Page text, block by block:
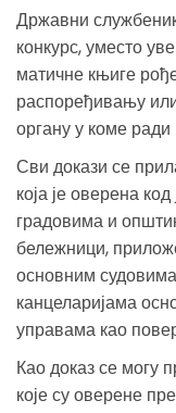
Државни
конкурс, уместо
матичне књиге
распоређивању
органу у коме
Сви докази се
која је оверена
градовима и
бележници,
основним
канцеларијама
управама као
Као доказ се могу
које су оверене